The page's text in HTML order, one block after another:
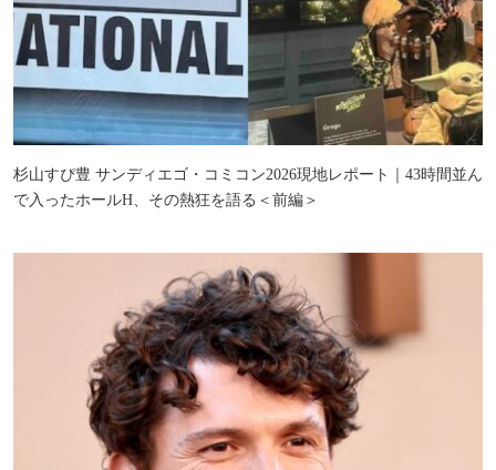
杉山すぴ豊 サンディエゴ・コミコン2026現地レポート｜43時間並ん
で入ったホールH、その熱狂を語る＜前編＞